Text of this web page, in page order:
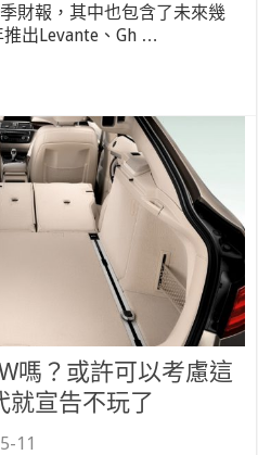
財報，其中也包含了未來幾
出Levante、Gh …
嗎？或許可以考慮這
就宣告不玩了
11